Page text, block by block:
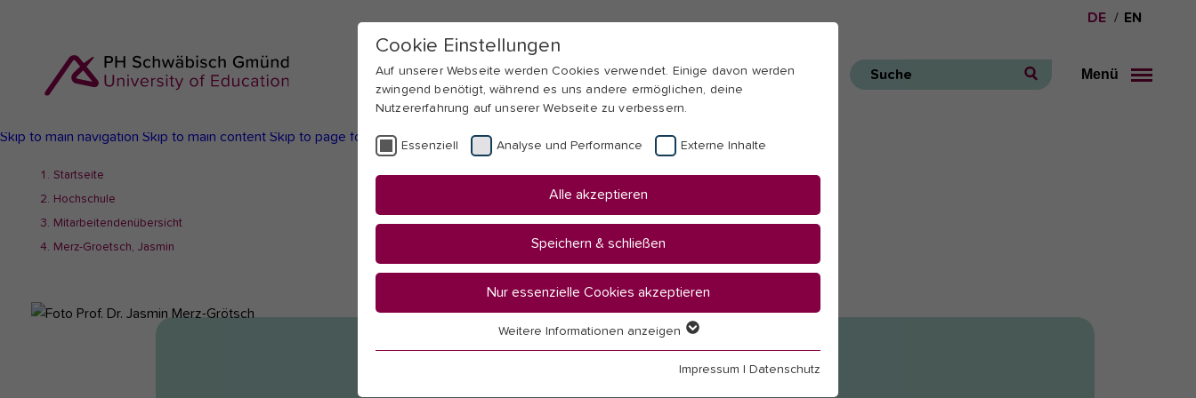
Skip to main navigation Skip to main content Skip to page footer
DE EN
Suche Menü
here:
Startseite
Hochschule
Mitarbeitendenübersicht
Merz-Groetsch, Jasmin
Cookie Einstellungen
Auf unserer Webseite werden Cookies verwendet. Einige davon werden
zwingend benötigt, während es uns andere ermöglichen, deine
Nutzererfahrung auf unserer Webseite zu verbessern.
Essenziell Analyse und Performance Externe Inhalte
Alle akzeptieren
Speichern & schließen
Nur essenzielle Cookies akzeptieren
Essenzielle Cookies werden für grundlegende Funktionen der Webseite
Weitere Informationen anzeigen
Impressum Datenschutz